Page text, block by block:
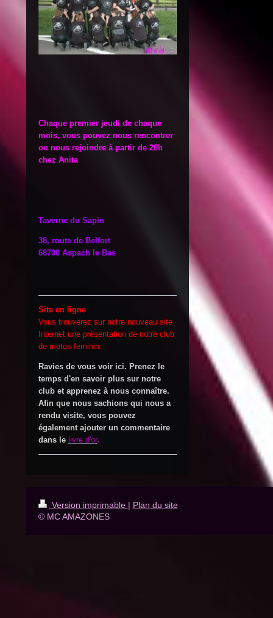
Chaque premier jeudi de chaque
mois, vous pouvez nous rencontrer
ou nous rejoindre à partir de 20h
chez Anita
Taverne du Sapin
38, route de Belfort
68700 Aspach le Bas
Site en ligne
Vous trouverez sur notre nouveau site
Internet une présentation de notre club
de motos feminin.
Ravies de vous voir ici. Prenez le
temps d'en savoir plus sur notre
club et apprenez à nous connaître.
Afin que nous sachions qui nous a
rendu visite, vous pouvez
également ajouter un commentaire
dans le livre d'or.
Version imprimable | Plan du site
© MC AMAZONES